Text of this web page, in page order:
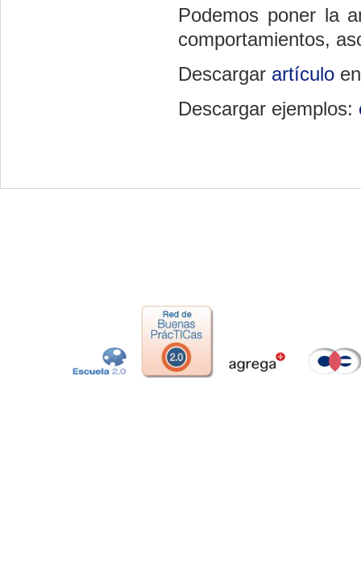
Podemos poner la
comportamientos,
Descargar artículo
Descargar ejemplos: